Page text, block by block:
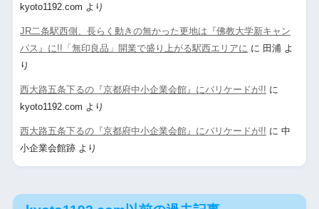
kyoto1192.com より
JR二条駅西側、長らく動きの無かった更地は『佛教大学新キャン
パス』に!!「無印良品」開業で盛り上がる駅西エリアに に 田浦よ
り
西大路五条下るの『京都府中小企業会館』にバリケードが!! に
kyoto1192.com より
西大路五条下るの『京都府中小企業会館』にバリケードが!! に 中
小企業会館跡より